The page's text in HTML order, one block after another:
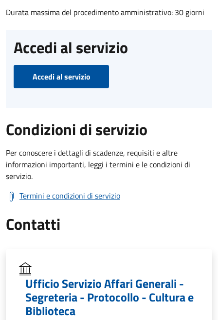
Durata massima del procedimento amministrativo: 30 giorni
Accedi al servizio
Accedi al servizio
Condizioni di servizio
Per conoscere i dettagli di scadenze, requisiti e altre
informazioni importanti, leggi i termini e le condizioni di
servizio.
Termini e condizioni di servizio
Contatti
Ufficio Servizio Affari Generali -
Segreteria - Protocollo - Cultura e
Biblioteca